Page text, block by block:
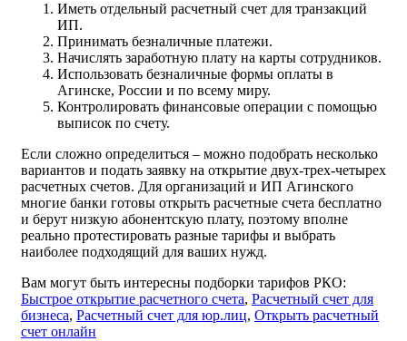
Иметь отдельный расчетный счет для транзакций
ИП.
Принимать безналичные платежи.
Начислять заработную плату на карты сотрудников.
Использовать безналичные формы оплаты в
Агинске, России и по всему миру.
Контролировать финансовые операции с помощью
выписок по счету.
Если сложно определиться – можно подобрать несколько
вариантов и подать заявку на открытие двух-трех-четырех
расчетных счетов. Для организаций и ИП Агинского
многие банки готовы открыть расчетные счета бесплатно
и берут низкую абонентскую плату, поэтому вполне
реально протестировать разные тарифы и выбрать
наиболее подходящий для ваших нужд.
Вам могут быть интересны подборки тарифов РКО:
Быстрое открытие расчетного счета, Расчетный счет для
бизнеса, Расчетный счет для юр.лиц, Открыть расчетный
счет онлайн